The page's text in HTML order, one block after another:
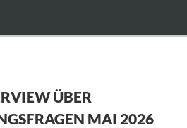
ÜBER
MAI 2026